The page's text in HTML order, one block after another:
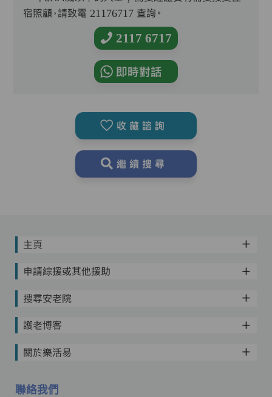
宿照顧，請致電 21176717 查詢。
2117 6717
即時對話
收藏諮詢
繼續搜尋
主頁
申請綜援或其他援助
搜尋安老院
護老博客
關於樂活易
聯絡我們